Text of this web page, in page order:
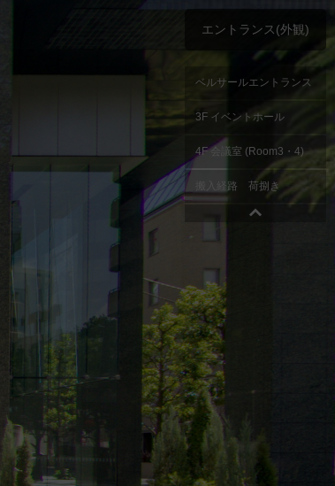
エントランス(外観)
ベルサールエントランス
3F イベントホール
4F 会議室 (Room3・4)
搬入経路 荷捌き